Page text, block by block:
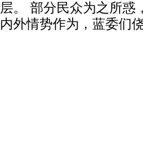
层。 部分民众为之所惑
内外情势作为，蓝委们